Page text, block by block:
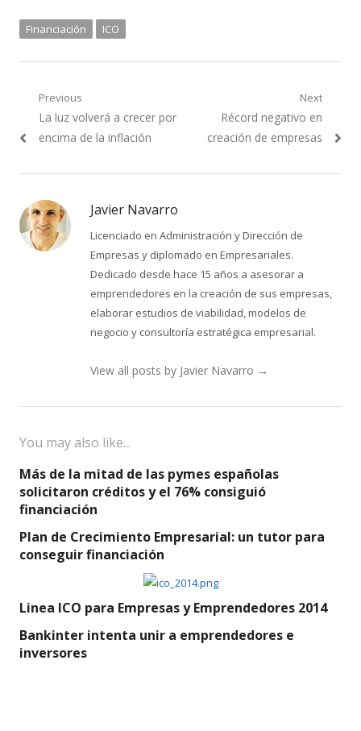
Financiación ICO
Navegación
de
Previous
Previous
post:
La luz volverá a crecer por
encima de la inflación
Next
Next
post:
Récord negativo en
creación de empresas
Javier Navarro
Licenciado en Administración y Dirección de
Empresas y diplomado en Empresariales.
Dedicado desde hace 15 años a asesorar a
emprendedores en la creación de sus empresas,
elaborar estudios de viabilidad, modelos de
negocio y consultoría estratégica empresarial.
View all posts by Javier Navarro →
You may also like...
Más de la mitad de las pymes españolas
solicitaron créditos y el 76% consiguió
financiación
Plan de Crecimiento Empresarial: un tutor para
conseguir financiación
Linea ICO para Empresas y Emprendedores 2014
Bankinter intenta unir a emprendedores e
inversores